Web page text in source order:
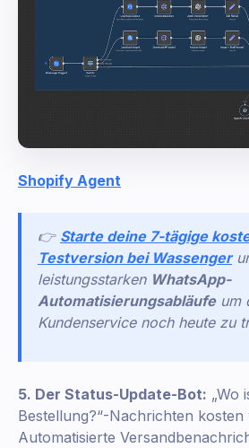
Shopify Agent
👉 Starte deine 7-tägige
Testversion bei Wassenger
leistungsstarken WhatsApp-
Automatisierungsabläufe um
Kundenservice noch heute zu
5. Der Status-Update-Bot: „Wo
Bestellung?“-Nachrichten kosten
Automatisierte